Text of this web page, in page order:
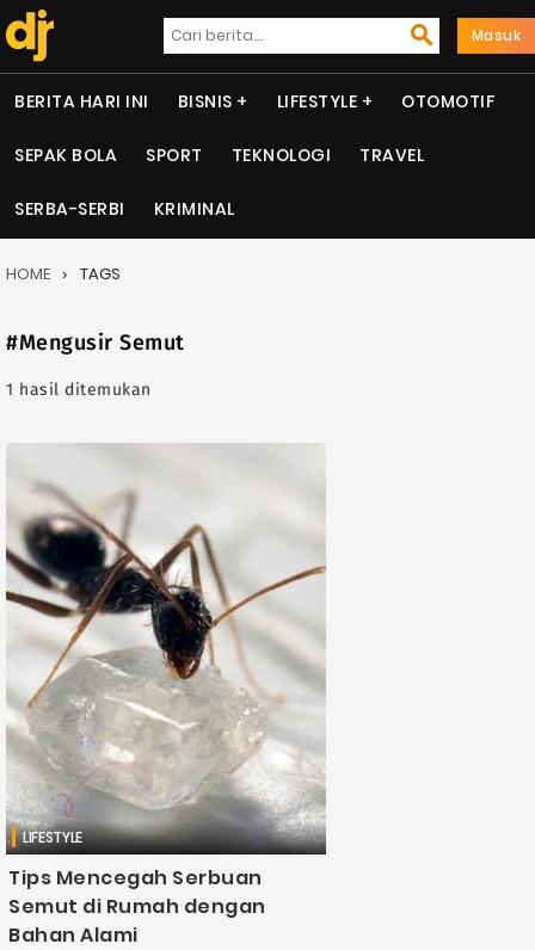
Masuk
BERITA HARI INI BISNIS LIFESTYLE OTOMOTIF
SEPAK BOLA SPORT TEKNOLOGI TRAVEL
SERBA-SERBI KRIMINAL
HOME TAGS
#Mengusir Semut
1 hasil ditemukan
LIFESTYLE
Tips Mencegah Serbuan
Semut di Rumah dengan
Bahan Alami